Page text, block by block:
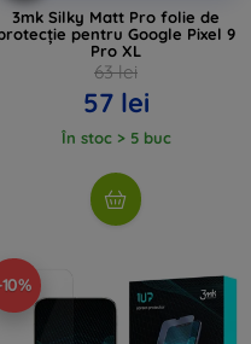
3mk Silky Matt Pro folie de
pentru Google Pixel 9
Pro XL
63 lei
57 lei
În stoc > 5 buc